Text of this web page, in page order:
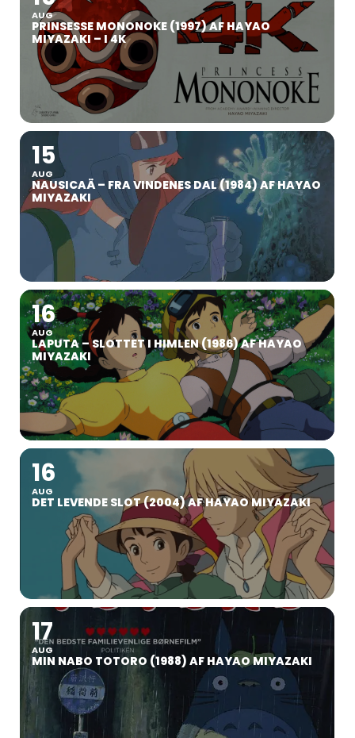
AUG
PRINSESSE MONONOKE (1997) AF HAYAO
MIYAZAKI – I 4K
15
AUG
NAUSICAÄ – FRA VINDENES DAL (1984) AF HAYAO
MIYAZAKI
16
AUG
LAPUTA – SLOTTET I HIMLEN (1986) AF HAYAO
MIYAZAKI
16
AUG
DET LEVENDE SLOT (2004) AF HAYAO MIYAZAKI
17
AUG
MIN NABO TOTORO (1988) AF HAYAO MIYAZAKI